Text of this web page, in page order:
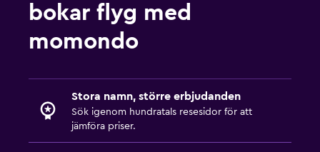
bokar flyg med
momondo
Stora namn, större erbjudanden
Sök igenom hundratals resesidor för att
jämföra priser.